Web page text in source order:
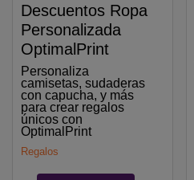
Descuentos Ropa
Personalizada
OptimalPrint
Personaliza
camisetas, sudaderas
con capucha, y más
para crear regalos
únicos con
OptimalPrint
Regalos